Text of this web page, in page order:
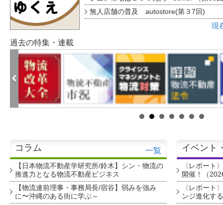
無人店舗の普及 autostore(第３7回)
現
過去の特集・連載
コラム 一覧
【日本物流不動産学研究所/鈴木】シン・物流の
推進力となる物流不動産ビジネス
【物流連前理事・事務局長/宿谷】弱みを強み
に〜沖縄のある街に学ぶ～
イベント
〈レポート
開催！（
〈レポート
ンジ進化す